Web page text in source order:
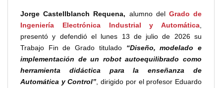
Jorge Castellblanch Requena, alumno del Grado de
Ingeniería Electrónica Industrial y Automática
presentó y defendió el lunes 13 de julio de 2026 su
Trabajo Fin de Grado titulado “Diseño, modelado e
implementación de un robot autoequilibrado como
herramienta didáctica para la enseñanza de
Automática y Control” , dirigido por el profesor Eduardo